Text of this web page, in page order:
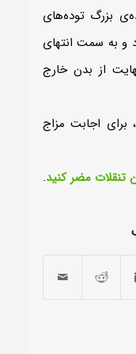
بزرگ توده‌های
و به سمت انتهای
از بدن خارج
اجابت مزاج
.